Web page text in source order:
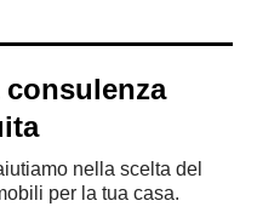
nella scelta del
per la tua casa.